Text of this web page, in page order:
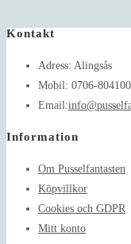
Kontakt
Adress: Alingsås
Mobil: 0706-804100
Email:
Information
Om Pusselfantasten
Köpvillkor
Cookies och GDPR
Mitt konto